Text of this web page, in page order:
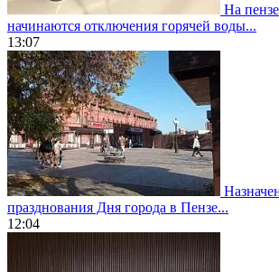
На
начинаются отключения горячей воды...
13:07
празднования Дня города в Пензе...
12:04